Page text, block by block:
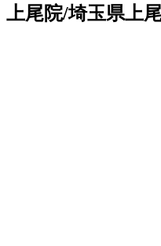
上尾院/埼玉県上